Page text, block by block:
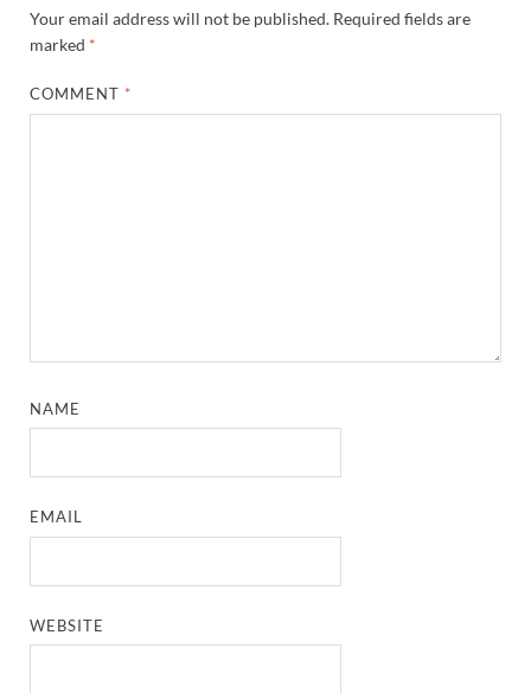
Your email address will not be published. Required fields are
marked *
COMMENT *
NAME
EMAIL
WEBSITE